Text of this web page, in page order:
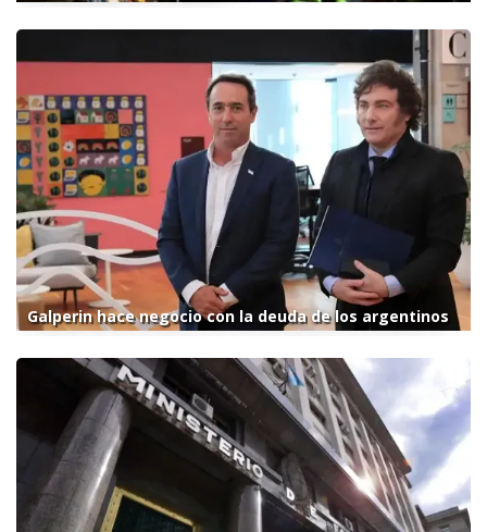
Galperin hace negocio con la deuda de los argentinos